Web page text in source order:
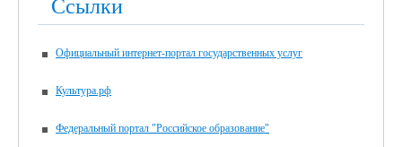
Ссылки
Официальный интернет-портал государственных услуг
Культура.рф
Федеральный портал "Российское образование"